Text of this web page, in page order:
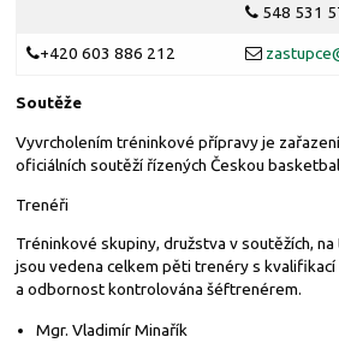
548 531
+420 603 886 212
Soutěže
Vyvrcholením tréninkové přípravy je
oficiálních soutěží řízených Českou
Trenéři
Tréninkové skupiny, družstva v soutěžích,
jsou vedena celkem pěti trenéry s kvalifikací
a odbornost kontrolována šéftrenérem.
Mgr. Vladimír Minařík